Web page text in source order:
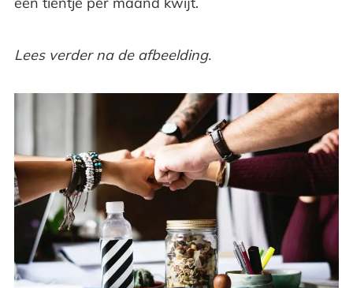
Lees verder na de afbeelding.